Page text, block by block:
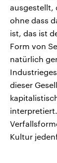
ausgestellt,
ohne dass
ist, das ist
Form von
natürlich
dieser
Kultur